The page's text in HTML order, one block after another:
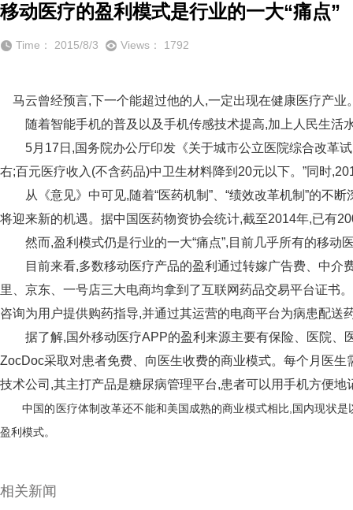
移动医疗的盈利模式是行业的一大“痛点”
Time： 2015/8/3 Views： 1792
马云曾经预言,下一个能超过他的人,一定出现在健康医疗产业
随着智能手机的普及以及手机传感技术提高,加上人民生活
5月17日,国务院办公厅印发《关于城市公立医院综合改革试
右;百元医疗收入(不含药品)中卫生材料降到20元以下。”同时
从《意见》中可见,随着“医药机制”、“绩效改革机制”的不断
将迎来新的机遇。据中国医药物资协会统计,截至2014年,已有
然而,盈利模式仍是行业的一大“痛点”,目前几乎所有的移动
目前来看,多数移动医疗产品的盈利通过转嫁广告费、中介
里、京东、一号店三大电商均拿到了互联网药品交易平台证书
咨询为用户提供购药指导,并通过其运营的电商平台为病患配送
据了解,国外移动医疗APP的盈利来源主要有保险、医院、
ZocDoc采取对患者免费、向医生收费的商业模式。每个月医
技术公司,其主打产品是糖尿病管理平台,患者可以用手机方便
中国的医疗体制改革还不能和美国成熟的商业模式相比,国内现状是
盈利模式。
相关新闻